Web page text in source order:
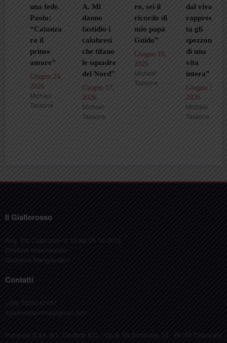
una fede.
Paolo:
“Catanza
ro il
primo
amore”
Giugno 24,
2026
Michael
Tassone
A. Mi
danno
fastidio i
calabresi
che tifano
le squadre
del Nord”
Giugno 17,
2026
Michael
Tassone
ro, sei il
ricordo di
mio papà
Guido”
Giugno 10,
2026
Michael
Tassone
dal vivo,
rappresen
ta gli
spezzoni
di una
vita
intera”
Giugno 3,
2026
Michael
Tassone
Il Giallorosso
Reg. Trib Catanzaro nr. 15 del 25-10-2012
Direttore responsabile:
Giuseppe Mangiavalori
Contatti
+(39) 3338247197
ilgiallorossonline@gmail.com
Publycon S.a.s. di L. Conforto & C. - Via B. Da Seminara, 52 - 88100 Catanzaro